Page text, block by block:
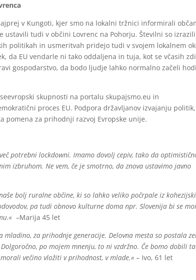
v Kungoti, kjer smo na lokalni tržnici informirali
tudi v občini Lovrenc na Pohorju. Številni so izrazili
politikah in usmeritvah pridejo tudi v svojem lokalnem
da EU vendarle ni tako oddaljena in tuja, kot se včasih
gospodarstvo, da bodo ljudje lahko normalno začeli
skupnosti na portalu skupajsmo.eu in
proces EU. Podpora državljanov izvajanju
pomena za prihodnji razvoj Evropske unije.
potrebni lockdowni. Imamo dovolj cepiv, tako da
izbruhom. Ne vem, če je smotrno, da znova ustavimo javno
bolj ruralne občine, ki so lahko veliko počrpale iz
pa tudi obnovo kulturne doma npr. Slovenija bi se
.«–Marija 45 let
mladino, za prihodnje generacije. Delovna mesta so postala
po mojem mnenju, to ni vzdržno. Če bomo dobili ta
večino vložiti v prihodnost, v mlade.« – Ivo, 61 let